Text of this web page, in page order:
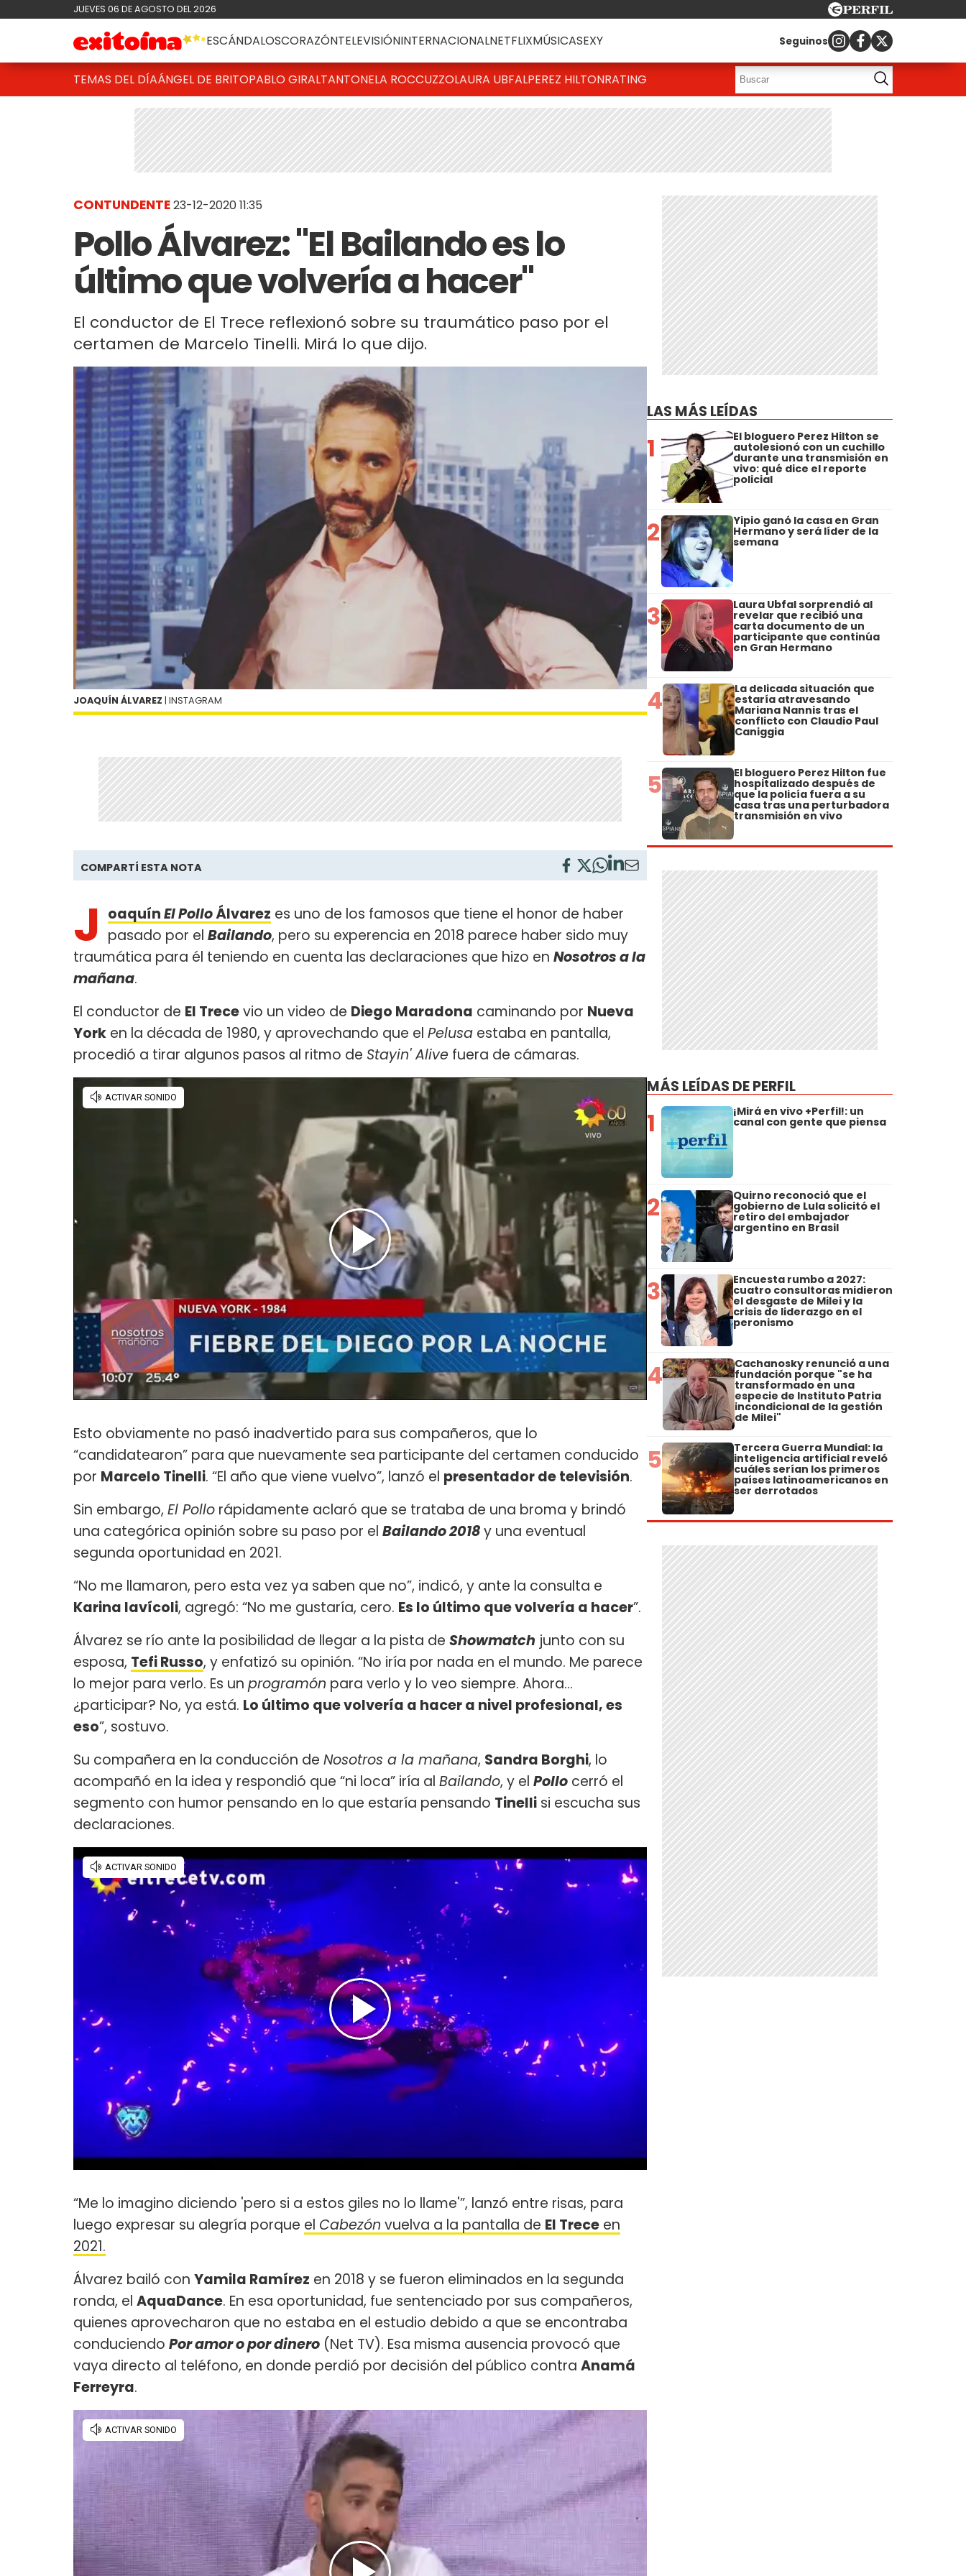
JUEVES 06 DE AGOSTO DEL 2026
ESCÁNDALOSCORAZÓNTELEVISIÓNINTERNACIONALNETFLIXMÚSICASEXY Seguinos
TEMAS DEL DÍAÁNGEL DE BRITOPABLO GIRALTANTONELA ROCCUZZOLAURA UBFALPEREZ HILTONRATING
CONTUNDENTE23-12-2020 11:35
Pollo Álvarez: "El Bailando es lo
último que volvería a hacer"
El conductor de El Trece reflexionó sobre su traumático paso por el
certamen de Marcelo Tinelli. Mirá lo que dijo.
JOAQUÍN ÁLVAREZ | INSTAGRAM
COMPARTÍ ESTA NOTA
J oaquínEl PolloÁlvarez es uno de los famosos que tiene el honor de haber
pasado por el Bailando, pero su experencia en 2018 parece haber sido muy
traumática para él teniendo en cuenta las declaraciones que hizo en Nosotros a la
mañana.
El conductor de El Trecevio un video de Diego Maradona caminando por Nueva
York en la década de 1980, y aprovechando que el Pelusa estaba en pantalla,
procedió a tirar algunos pasos al ritmo de Stayin' Alive fuera de cámaras.
Esto obviamente no pasó inadvertido para sus compañeros, que lo
“candidatearon” para que nuevamente sea participante del certamen conducido
por Marcelo Tinelli. “El año que viene vuelvo”, lanzó el presentador de televisión.
Sin embargo, El Pollo rápidamente aclaró que se trataba de una broma y brindó
una categórica opinión sobre su paso por el Bailando 2018y una eventual
segunda oportunidad en 2021.
“No me llamaron, pero esta vez ya saben que no”, indicó, y ante la consulta e
Karina Iavícoli, agregó: “No me gustaría, cero. Es lo último que volvería a hacer”.
Álvarez se río ante la posibilidad de llegar a la pista de Showmatch junto con su
esposa, Tefi Russo, y enfatizó su opinión. “No iría por nada en el mundo. Me parece
lo mejor para verlo. Es un programón para verlo y lo veo siempre. Ahora...
¿participar? No, ya está. Lo último que volvería a hacer a nivel profesional, es
eso”, sostuvo.
Su compañera en la conducción de Nosotros a la mañana, Sandra Borghi, lo
acompañó en la idea y respondió que “ni loca” iría al Bailando, y el Pollo cerró el
segmento con humor pensando en lo que estaría pensando Tinelli si escucha sus
declaraciones.
“Me lo imagino diciendo 'pero si a estos giles no lo llame'”, lanzó entre risas, para
luego expresar su alegría porque el Cabezón vuelva a la pantalla de El Trece en
2021.
Álvarez bailó con Yamila Ramírez en 2018 y se fueron eliminados en la segunda
ronda, el AquaDance. En esa oportunidad, fue sentenciado por sus compañeros,
quienes aprovecharon que no estaba en el estudio debido a que se encontraba
conduciendo Por amor o por dinero (Net TV). Esa misma ausencia provocó que
vaya directo al teléfono, en donde perdió por decisión del público contra Anamá
Ferreyra.
LAS MÁS LEÍDAS
1 El bloguero Perez Hilton se
autolesionó con un cuchillo
durante una transmisión en
vivo: qué dice el reporte
policial
2 Yipio ganó la casa en Gran
Hermano y será líder de la
semana
3 Laura Ubfal sorprendió al
revelar que recibió una
carta documento de un
participante que continúa
en Gran Hermano
4 La delicada situación que
estaría atravesando
Mariana Nannis tras el
conflicto con Claudio Paul
Caniggia
5 El bloguero Perez Hilton fue
hospitalizado después de
que la policía fuera a su
casa tras una perturbadora
transmisión en vivo
MÁS LEÍDAS DE PERFIL
1 ¡Mirá en vivo +Perfil!: un
canal con gente que piensa
2 Quirno reconoció que el
gobierno de Lula solicitó el
retiro del embajador
argentino en Brasil
3 Encuesta rumbo a 2027:
cuatro consultoras midieron
el desgaste de Milei y la
crisis de liderazgo en el
peronismo
4 Cachanosky renunció a una
fundación porque "se ha
transformado en una
especie de Instituto Patria
incondicional de la gestión
de Milei"
5 Tercera Guerra Mundial: la
inteligencia artificial reveló
cuáles serían los primeros
países latinoamericanos en
ser derrotados